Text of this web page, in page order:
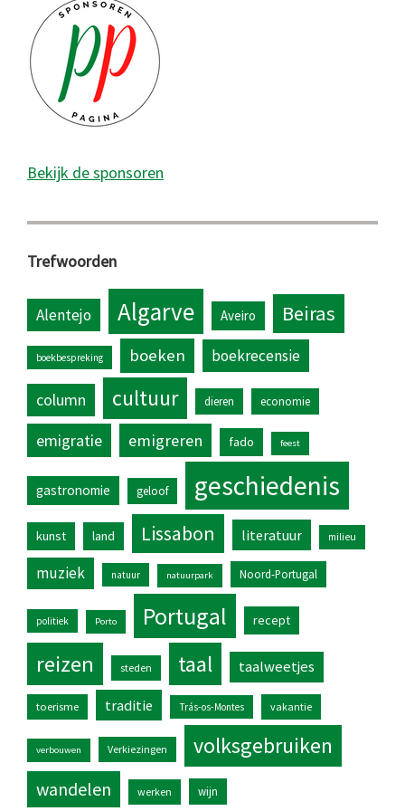
Bekijk de sponsoren
Trefwoorden
Alentejo Algarve Aveiro Beiras
boekbespreking boeken boekrecensie
column cultuur dieren economie
emigratie emigreren fado feest
gastronomie geloof geschiedenis
kunst land Lissabon literatuur milieu
muziek natuur natuurpark Noord-Portugal
politiek Porto Portugal recept
reizen steden taal taalweetjes
toerisme traditie Trás-os-Montes vakantie
verbouwen Verkiezingen volksgebruiken
wandelen werken wijn